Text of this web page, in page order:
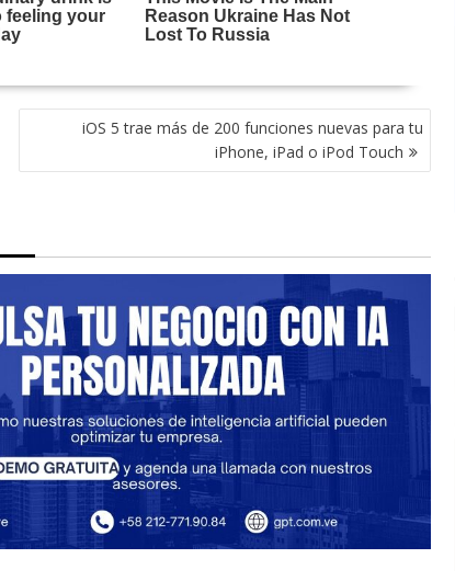
iOS 5 trae más de 200 funciones nuevas para tu
iPhone, iPad o iPod Touch